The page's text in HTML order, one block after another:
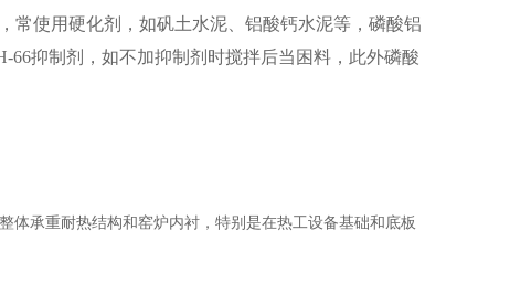
常使用硬化剂，如矾土水泥、铝酸钙水泥等，磷酸铝
抑制剂，如不加抑制剂时搅拌后当困料，此外磷酸
体承重耐热结构和窑炉内衬，特别是在热工设备基础和底板